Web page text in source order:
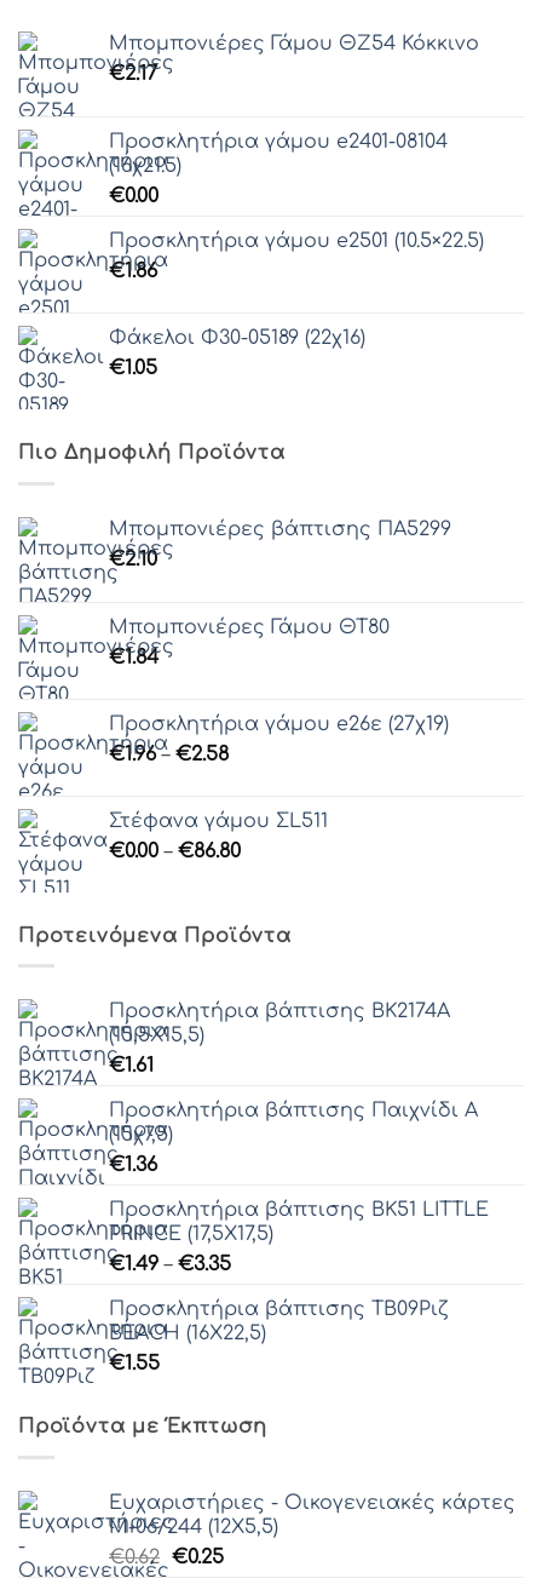
Γραμματοσειρά 61
Μπομπονιέρες Γάμου ΘZ54 Κόκκινο
€2.17
Προσκλητήρια γάμου e2401-08104
(16χ21.5)
€0.00
Προσκλητήρια γάμου e2501 (10.5×22.5)
€1.86
Φάκελοι Φ30-05189 (22χ16)
€1.05
Πιο Δημοφιλή Προϊόντα
Μπομπονιέρες βάπτισης ΠΑ5299
€2.10
Μπομπονιέρες Γάμου ΘΤ80
€1.84
Προσκλητήρια γάμου e26ε (27χ19)
€1.96 – €2.58Price
through
€2.58
Στέφανα γάμου ΣL511
€0.00 – €86.80Price
through
Προτεινόμενα Προϊόντα
Προσκλητήρια βάπτισης ΒΚ2174Α
(15,5Χ15,5)
€1.61
Προσκλητήρια βάπτισης Παιχνίδι Α
(15χ7,5)
€1.36
Προσκλητήρια βάπτισης ΒΚ51 LITTLE
PRINCE (17,5Χ17,5)
€1.49 – €3.35Price
€1.49
through
Προσκλητήρια βάπτισης ΤΒ09Ριζ
BEACH (16Χ22,5)
€1.55
Προϊόντα με Έκπτωση
Ευχαριστήριες - Οικογενειακές κάρτες
Μ-06/244 (12Χ5,5)
€0.62 Original
€0.25Η